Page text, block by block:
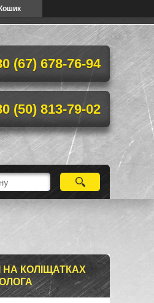
Кошик
(67) 678-76-94
(50) 813-79-02
КОЛІЩАТКАХ